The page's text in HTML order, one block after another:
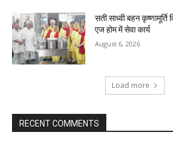
सती साध्वी बहन
एज होम में सेवा कार्य
August 6, 2026
Load more
RECENT COMMENTS